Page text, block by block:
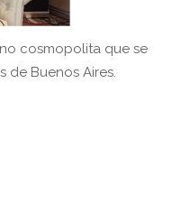
cosmopolita que se
de Buenos Aires.